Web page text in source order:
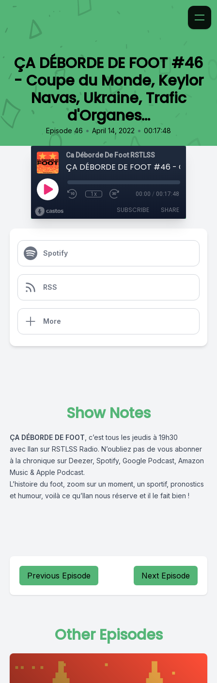
ÇA DÉBORDE DE FOOT #46
- Coupe du Monde, Keylor
Navas, Ukraine, Trafic
d'Organes...
Episode 46 • April 14, 2022 • 00:17:48
Ca Déborde De Foot RSTLSS
1x 00:00 / 00:17:48
SUBSCRIBE SHARE
Spotify
RSS
More
Show Notes
ÇA DÉBORDE DE FOOT , c’est tous les jeudis à 19h30
avec Ilan sur RSTLSS Radio. N’oubliez pas de vous abonner
à la chronique sur Deezer, Spotify, Google Podcast Amazon
Music & Apple Podcast.
L’histoire du foot, zoom sur un moment, un sportif, pronostics
et humour, voilà ce qu’Ilan nous réserve et il le fait bien !
Previous Episode Next Episode
Other Episodes